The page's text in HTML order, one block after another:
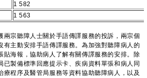
1 582
1 563
宗聽障人士關於手語傳譯服務的投訴，兩宗個
有主動安排手語傳譯服務。為加強對聽障病人的
貼海報，協助病人了解有關傳譯服務的安排。除
已製備標準回應提示卡、疾病資料單張和病人同
療程序及醫管局服務等資料協助聽障病人，以及